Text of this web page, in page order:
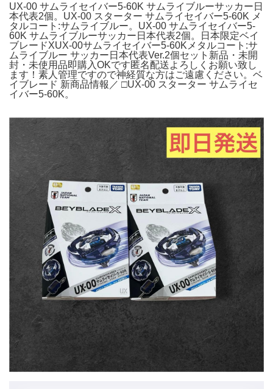
UX-00 サムライセイバー5-60K サムライブルーサッカー日
本代表2個。UX-00 スターター サムライセイバー5-60K メ
タルコート:サムライブルー。UX-00 サムライセイバー5-
60K サムライブルーサッカー日本代表2個。日本限定ベイ
ブレードXUX-00サムライセイバー5-60Kメタルコート:サ
ムライブルー サッカー日本代表Ver.2個セット新品・未開
封・未使用品即購入OKです匿名配送よろしくお願い致し
ます！素人管理ですので神経質な方はご遠慮ください。ベ
イブレード 新商品情報／ □UX-00 スターター サムライセ
イバー5-60K。